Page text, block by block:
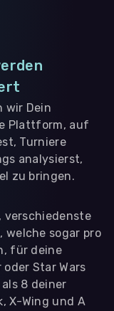
wir Dein
Plattform, auf
Turniere
analysierst,
zu bringen.
verschiedenste
welche sogar pro
für deine
Star Wars
8 deiner
X-Wing und A